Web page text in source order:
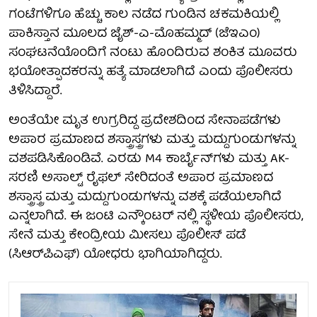
ಗಂಟೆಗಳಿಗೂ ಹೆಚ್ಚು ಕಾಲ ನಡೆದ ಗುಂಡಿನ ಚಕಮಕಿಯಲ್ಲಿ
ಪಾಕಿಸ್ತಾನ ಮೂಲದ ಜೈಶ್-ಎ-ಮೊಹಮ್ಮದ್ (ಜೆಇಎಂ)
ಸಂಘಟನೆಯೊಂದಿಗೆ ನಂಟು ಹೊಂದಿರುವ ಶಂಕಿತ ಮೂವರು
ಭಯೋತ್ಪಾದಕರನ್ನು ಹತ್ಯೆ ಮಾಡಲಾಗಿದೆ ಎಂದು ಪೊಲೀಸರು
ತಿಳಿಸಿದ್ದಾರೆ.
ಅಂತೆಯೇ ಮೃತ ಉಗ್ರರಿದ್ದ ಪ್ರದೇಶದಿಂದ ಸೇನಾಪಡೆಗಳು
ಅಪಾರ ಪ್ರಮಾಣದ ಶಸ್ತ್ರಾಸ್ತ್ರಗಳು ಮತ್ತು ಮದ್ದುಗುಂಡುಗಳನ್ನು
ವಶಪಡಿಸಿಕೊಂಡಿವೆ. ಎರಡು M4 ಕಾರ್ಬೈನ್‌ಗಳು ಮತ್ತು AK-
ಸರಣಿ ಅಸಾಲ್ಟ್ ರೈಫಲ್ ಸೇರಿದಂತೆ ಅಪಾರ ಪ್ರಮಾಣದ
ಶಸ್ತ್ರಾಸ್ತ್ರ ಮತ್ತು ಮದ್ದುಗುಂಡುಗಳನ್ನು ವಶಕ್ಕೆ ಪಡೆಯಲಾಗಿದೆ
ಎನ್ನಲಾಗಿದೆ. ಈ ಜಂಟಿ ಎನ್ಕೌಂಟರ್ ನಲ್ಲಿ ಸ್ಥಳೀಯ ಪೊಲೀಸರು,
ಸೇನೆ ಮತ್ತು ಕೇಂದ್ರೀಯ ಮೀಸಲು ಪೊಲೀಸ್ ಪಡೆ
(ಸಿಆರ್‌ಪಿಎಫ್) ಯೋಧರು ಭಾಗಿಯಾಗಿದ್ದರು.